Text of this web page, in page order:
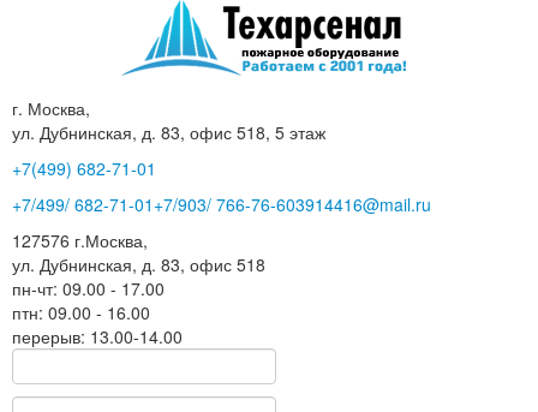
г. Москва,
ул. Дубнинская, д. 83, офис 518, 5 этаж
+7(499) 682-71-01
+7/499/ 682-71-01 +7/903/ 766-76-603914416@mail.ru
127576 г.Москва,
ул. Дубнинская, д. 83, офис 518
пн-чт: 09.00 - 17.00
птн: 09.00 - 16.00
перерыв: 13.00-14.00